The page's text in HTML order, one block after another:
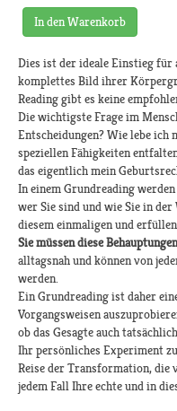
In den Warenkorb
Dies ist der ideale Einstieg für
komplettes Bild ihrer
Reading gibt es keine
Die wichtigste Frage im
Entscheidungen? Wie lebe ich
speziellen Fähigkeiten
das eigentlich mein
In einem Grundreading
wer Sie sind und wie Sie in
diesem einmaligen und
Sie müssen diese
alltagsnah und können von
werden.
Ein Grundreading ist daher
Vorgangsweisen
ob das Gesagte auch
Ihr persönliches Experiment
Reise der Transformation,
jedem Fall Ihre echte und in